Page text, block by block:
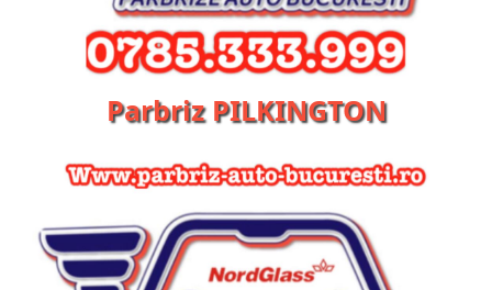
Parbriz PILKINGTON